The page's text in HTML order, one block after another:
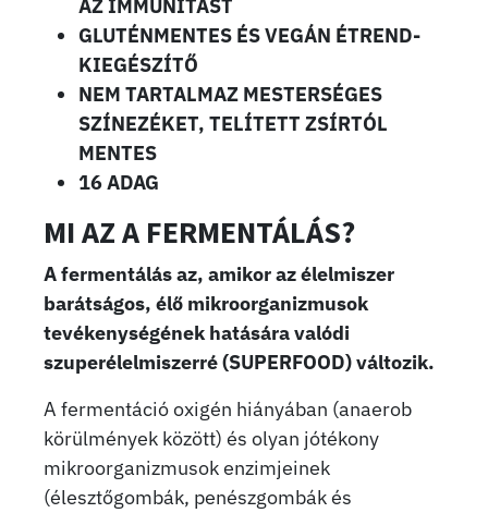
AZ IMMUNITÁST
GLUTÉNMENTES ÉS VEGÁN ÉTREND-
KIEGÉSZÍTŐ
NEM TARTALMAZ MESTERSÉGES
SZÍNEZÉKET, TELÍTETT ZSÍRTÓL
MENTES
16 ADAG
MI AZ A FERMENTÁLÁS?
A fermentálás az, amikor az élelmiszer
barátságos, élő mikroorganizmusok
tevékenységének hatására valódi
szuperélelmiszerré (SUPERFOOD) változik.
A fermentáció oxigén hiányában (anaerob
körülmények között) és olyan jótékony
mikroorganizmusok enzimjeinek
(élesztőgombák, penészgombák és